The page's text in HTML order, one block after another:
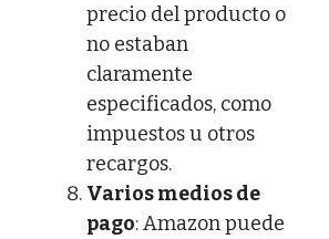
precio del producto o
no estaban
claramente
especificados, como
impuestos u otros
recargos.
Varios medios de
pago: Amazon puede